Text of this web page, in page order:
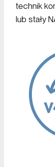
technik
lub stały